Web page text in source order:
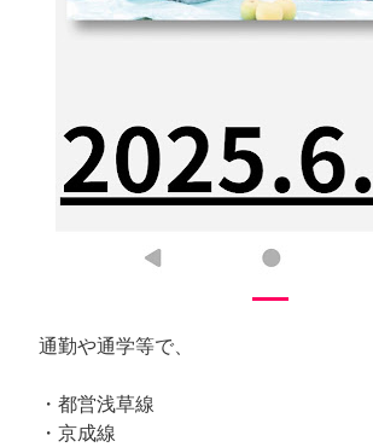
通勤や通学等で、
・都営浅草線
・京成線